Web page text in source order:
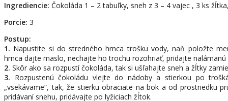
Ingrediencie: Čokoláda 1 – 2 tabuľky, sneh z 3 – 4 vajec , 3 ks
Porcie: 3
Postup:
1. Napustite si do stredného hrnca trošku vody, naň položte
hrnca dajte maslo, nechajte ho trochu rozohriať, pridajte
2. Skôr ako sa rozpustí čokoláda, tak si ušľahajte sneh a žĺtky
3. Rozpustenú čokoládu vlejte do nádoby a stierkou po
„vsekávame“, tak, že stierku obraciate na bok a od prostriedku
pridávaní snehu, pridávajte po lyžiciach žĺtok.